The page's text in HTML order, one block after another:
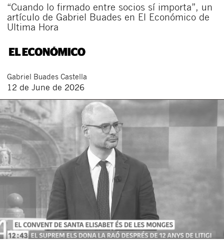
“Cuando lo firmado entre socios sí importa”, un
artículo de Gabriel Buades en El Económico de
Ultima Hora
Gabriel Buades Castella
12 de June de 2026